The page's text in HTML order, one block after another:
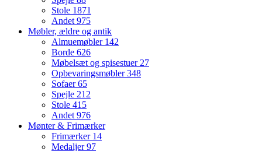
Stole 1871
Andet975
Møbler, ældre og antik
Almuemøbler 142
Borde 626
Møbelsæt og spisestuer27
Opbevaringsmøbler348
Sofaer65
Spejle 212
Stole 415
Andet976
Mønter & Frimærker
Frimærker 14
Medaljer97